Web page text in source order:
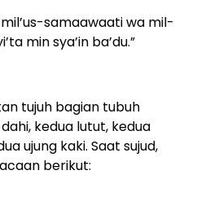
samaawaati wa mil-
min sya’in ba’du.”
tujuh bagian tubuh
kedua lutut, kedua
ujung kaki. Saat sujud,
berikut: